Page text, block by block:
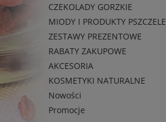
CZEKOLADY GORZKIE
MIODY I PRODUKTY PSZCZELE
ZESTAWY PREZENTOWE
RABATY ZAKUPOWE
AKCESORIA
KOSMETYKI NATURALNE
Nowości
Promocje